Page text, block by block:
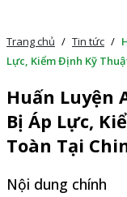
Trang chủ / Tin tức /
Lực, Kiểm Định Kỹ
Huấn Luyện
Bị Áp Lực,
Toàn Tại
Nội dung chính